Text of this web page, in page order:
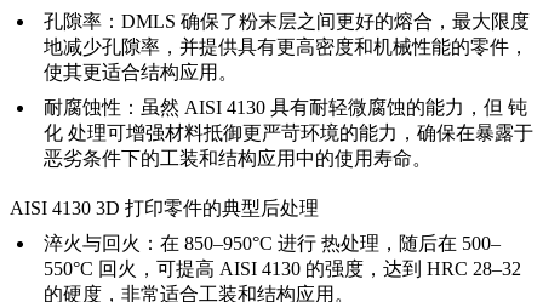
孔隙率： DMLS 确保了粉末层之间更好的熔合，最大限度
地减少孔隙率，并提供具有更高密度和机械性能的零件，
使其更适合结构应用。
耐腐蚀性： 虽然 AISI 4130 具有耐轻微腐蚀的能力，但 钝
化 处理可增强材料抵御更严苛环境的能力，确保在暴露于
恶劣条件下的工装和结构应用中的使用寿命。
AISI 4130 3D 打印零件的典型后处理
淬火与回火： 在 850–950°C 进行 热处理 ，随后在 500–
550°C 回火，可提高 AISI 4130 的强度，达到 HRC 28–32
的硬度，非常适合工装和结构应用。